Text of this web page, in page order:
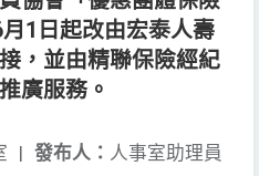
1日起改由宏泰人壽
，並由精聯保險經紀
廣服務。
發布人： 人事室助理員
|